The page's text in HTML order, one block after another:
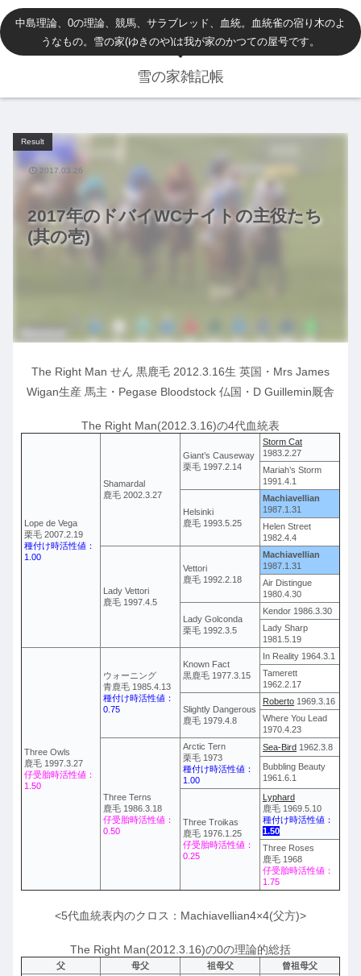
中島理論、0の理論、競馬、サラブレッド、血統。血統雀の宿り木のよ
うなもの。雪の家(ゆきのや)は我が家のかつての屋号です。
雪の家雑記帳
2017年のドバイWCナイトの主役たち
(其の壱)
Result
2017.03.26
The Right Man せん 黒鹿毛 2012.3.16生 英国・Mrs James
Wigan生産 馬主・Pegase Bloodstock 仏国・D Guillemin厩舎
The Right Man(2012.3.16)の4代血統表
Lope de Vega
栗毛 2007.2.19
種付け時活性値：
1.00
Shamardal
鹿毛 2002.3.27
Giant’s Causeway
栗毛 1997.2.14
Storm Cat
1983.2.27
Mariah’s Storm
1991.4.1
Helsinki
鹿毛 1993.5.25
Machiavellian
1987.1.31
Helen Street
1982.4.4
Lady Vettori
鹿毛 1997.4.5
Vettori
鹿毛 1992.2.18
Machiavellian
1987.1.31
Air Distingue
1980.4.30
Lady Golconda
栗毛 1992.3.5
Kendor 1986.3.30
Lady Sharp
1981.5.19
Three Owls
鹿毛 1997.3.27
仔受胎時活性値：
1.50
ウォーニング
青鹿毛 1985.4.13
種付け時活性値：
0.75
Known Fact
黒鹿毛 1977.3.15
In Reality 1964.3.1
Tamerett
1962.2.17
Slightly Dangerous
鹿毛 1979.4.8
Roberto 1969.3.16
Where You Lead
1970.4.23
Three Terns
鹿毛 1986.3.18
仔受胎時活性値：
0.50
Arctic Tern
栗毛 1973
種付け時活性値：
1.00
Sea-Bird 1962.3.8
Bubbling Beauty
1961.6.1
Three Troikas
鹿毛 1976.1.25
仔受胎時活性値：
0.25
Lyphard
鹿毛 1969.5.10
種付け時活性値：
1.50
Three Roses
鹿毛 1968
仔受胎時活性値：
1.75
<5代血統表内のクロス：Machiavellian4×4(父方)>
The Right Man(2012.3.16)の0の理論的総括
父 母父 祖母父 曾祖母父